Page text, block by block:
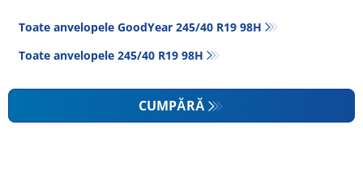
Toate anvelopele GoodYear 245/40 R19 98H
Toate anvelopele‎ 245/40 R19 98H
CUMPĂRĂ